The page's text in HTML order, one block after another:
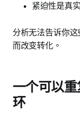
紧迫性是真
分析无法告诉你
而改变转化。
一个可以
环